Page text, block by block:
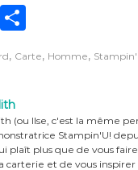
P
ta
er
, Carte, Homme,
(ou Ilse, c'est la même
Stampin'U!
plaît plus que de vous
carterie et de vous